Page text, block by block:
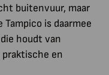
buitenvuur, maar
Tampico is daarmee
houdt van
en